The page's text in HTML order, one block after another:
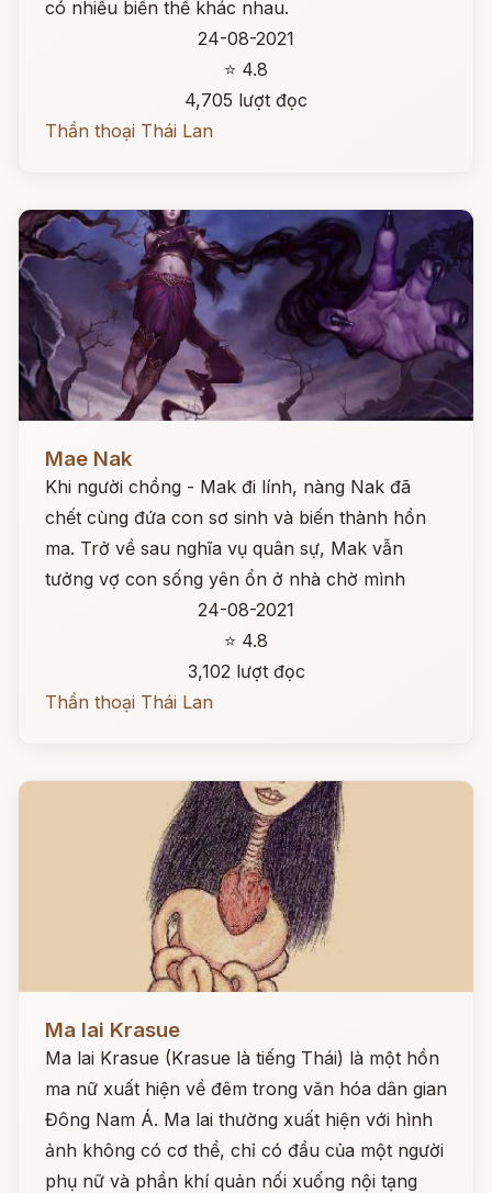
có nhiều biến thể khác nhau.
24-08-2021
⭐ 4.8
4,705 lượt đọc
Thần thoại Thái Lan
Mae Nak
Khi người chồng - Mak đi lính, nàng Nak đã
chết cùng đứa con sơ sinh và biến thành hồn
ma. Trở về sau nghĩa vụ quân sự, Mak vẫn
tưởng vợ con sống yên ổn ở nhà chờ mình
24-08-2021
⭐ 4.8
3,102 lượt đọc
Thần thoại Thái Lan
Ma lai Krasue
Ma lai Krasue (Krasue là tiếng Thái) là một hồn
ma nữ xuất hiện về đêm trong văn hóa dân gian
Đông Nam Á. Ma lai thường xuất hiện với hình
ảnh không có cơ thể, chỉ có đầu của một người
phụ nữ và phần khí quản nối xuống nội tạng